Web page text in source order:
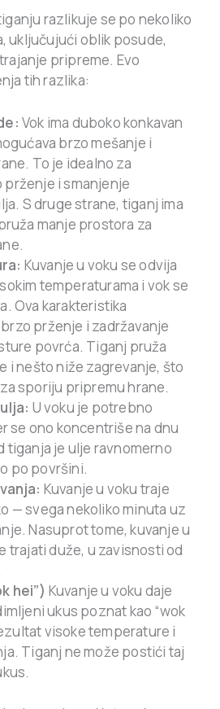
razlikuje se po nekoliko
uključujući oblik posude,
pripreme. Evo
tih razlika:
Vok ima duboko konkavan
brzo mešanje i
To je idealno za
prženje i smanjenje
S druge strane, tiganj ima
manje prostora za
Kuvanje u voku se odvija
temperaturama i vok se
Ova karakteristika
prženje i zadržavanje
povrća. Tiganj pruža
i nešto niže zagrevanje, što
sporiju pripremu hrane.
U voku je potrebno
se ono koncentriše na dnu
tiganja je ulje ravnomerno
po površini.
Kuvanje u voku traje
— svega nekoliko minuta uz
Nasuprot tome, kuvanje u
trajati duže, u zavisnosti od
hei”) Kuvanje u voku daje
ukus poznat kao “wok
visoke temperature i
Tiganj ne može postići taj